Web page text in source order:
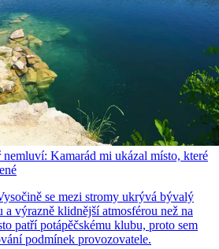
Kamarád mi ukázal místo, které
se mezi stromy ukrývá bývalý
výrazně klidnější atmosférou než na
patří potápěčskému klubu, proto sem
podmínek provozovatele.